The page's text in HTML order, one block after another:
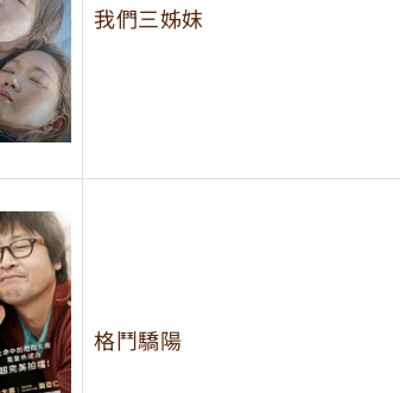
我們三姊妺
格鬥驕陽